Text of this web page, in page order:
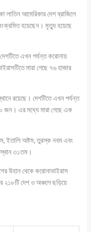
লাতিন আমেরিকার দেশ ব্রাজিলে
হয়েছেন। মৃত্যু হয়েছে
এখন পর্যন্ত করোনায়
মারা গেছে ৭৬ হাজার
রয়েছে। দেশটিতে এখন পর্যন্ত
জন। এর মধ্যে মারা গেছে এক
ইতালি অষ্টম, তুরস্ক নবম এবং
৩১তম।
উহান থেকে করোনাভাইরাস
২১৮টি দেশ ও অঞ্চলে ছড়িয়ে